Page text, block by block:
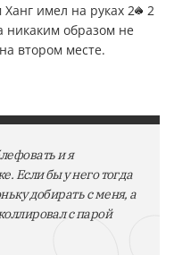
имел на руках 2
2
никаким образом не
втором месте.
и я
Если бы у него тогда
добирать с меня, а
с парой